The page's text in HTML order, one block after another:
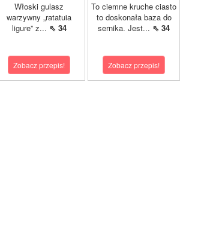
Włoski gulasz
warzywny „ratatuia
ligure” z... ⇖ 34
Zobacz przepis!
To ciemne kruche ciasto
to doskonała baza do
sernika. Jest... ⇖ 34
Zobacz przepis!